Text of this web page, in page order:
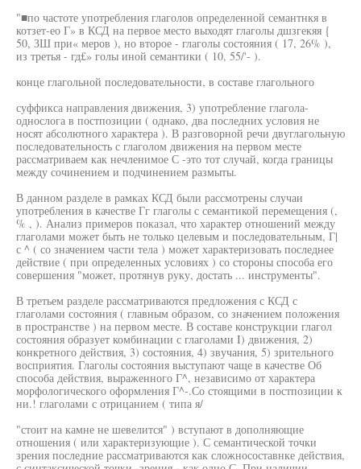
"■по частоте употребления глаголов определенной семантнкя в
котзет-ео Г» в КСД на первое место выходят глаголы дшзгекяя {
50, ЗШ при« меров ), но второе - глаголы состояния ( 17, 26% ),
из третья - гд£» голы иной семантики ( 10, 55/'- ).
конце глагольной последовательности, в составе глагольного
суффикса направления движения, 3) употребление глагола-
однослога в постпозиции ( однако, два последних условия не
носят абсолютного характера ). В разговорной речи двуглагольную
последовательность с глаголом движения на первом месте
рассматриваем как нечленимое С -это тот случай, когда границы
между сочинением и подчинением размыты.
В данном разделе в рамках КСД были рассмотрены случаи
употребления в качестве Гг глаголы с семантикой перемещения (,
% , ). Анализ примеров показал, что характер отношений между
глаголами может быть не только целевым и последовательным, Г|
с ^ ( со значением части тела ) может характеризовать последнее
действие ( при определенных условиях ) со стороны способа его
совершения "может, протянув руку, достать ... инструменты".
В третьем разделе рассматриваются предложения с КСД с
глаголами состояния ( главным образом, со значением положения
в пространстве ) на первом месте. В составе конструкции глагол
состояния образует комбинации с глаголами I) движения, 2)
конкретного действия, 3) состояния, 4) звучания, 5) зрительного
восприятия. Глаголы состояния выступают чаще в качестве Об
способа действия, выраженного Г^, независимо от характера
морфологического оформления Г^-.Со стоящими в постпозиции к
ни.! глаголами с отрицанием ( типа я/
"стоит на камне не шевелится" ) вступают в дополняющие
отношения ( или характеризующие ). С семантической точки
зрения последние рассматриваются как сложносоставнке действия,